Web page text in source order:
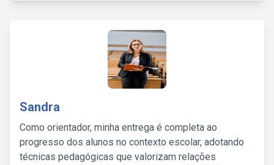
Sandra
Como orientador, minha entrega é completa ao
progresso dos alunos no contexto escolar, adotando
técnicas pedagógicas que valorizam relações